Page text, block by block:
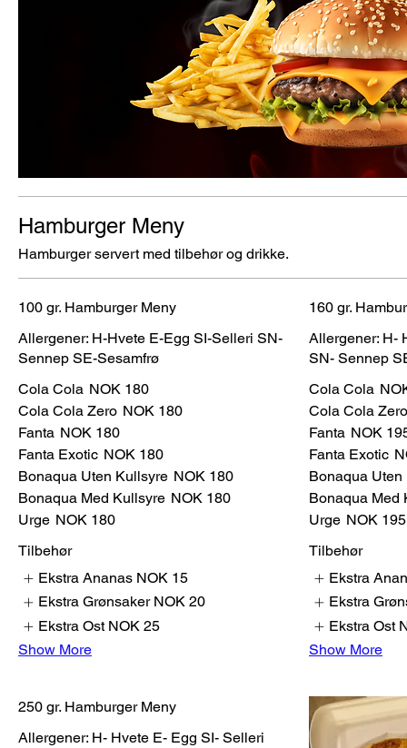
Hamburger Meny
Hamburger servert med tilbehør og drikke.
100 gr. Hamburger Meny
Allergener: H-Hvete E-Egg SI-Selleri SN-
Sennep SE-Sesamfrø
Cola Cola NOK 180
Cola Cola Zero NOK 180
Fanta NOK 180
Fanta Exotic NOK 180
Bonaqua Uten Kullsyre NOK 180
Bonaqua Med Kullsyre NOK 180
Urge NOK 180
Tilbehør
Ekstra Ananas NOK 15
Ekstra Grønsaker NOK 20
Ekstra Ost NOK 25
Show More
160 gr.
Allergener: H-
SN- Sennep
Cola Cola
Cola Cola Zero
Fanta NOK
Fanta Exotic
Bonaqua Uten
Bonaqua Med
Urge NOK 195
Tilbehør
Ekstra
Ekstra
Ekstra Ost
Show More
250 gr. Hamburger Meny
Allergener: H- Hvete E- Egg SI- Selleri